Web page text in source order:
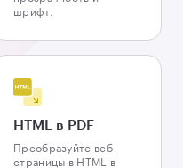
шрифт.
HTML в PDF
Преобразуйте веб-
страницы в HTML в